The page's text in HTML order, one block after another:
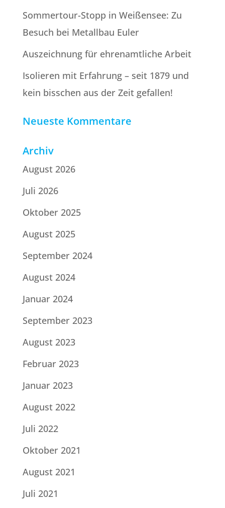
Sommertour-Stopp in Weißensee: Zu
Besuch bei Metallbau Euler
Auszeichnung für ehrenamtliche Arbeit
Isolieren mit Erfahrung – seit 1879 und
kein bisschen aus der Zeit gefallen!
Neueste Kommentare
Archiv
August 2026
Juli 2026
Oktober 2025
August 2025
September 2024
August 2024
Januar 2024
September 2023
August 2023
Februar 2023
Januar 2023
August 2022
Juli 2022
Oktober 2021
August 2021
Juli 2021